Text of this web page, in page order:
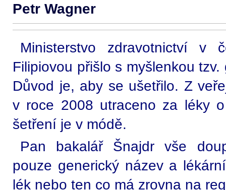
Petr Wagner
Ministerstvo zdravotnictví v
Filipiovou přišlo s myšlenkou
Důvod je, aby se ušetřilo. Z
v roce 2008 utraceno za léky
šetření je v módě.
Pan bakalář Šnajdr vše
pouze generický název a
lék nebo ten co má zrovna na